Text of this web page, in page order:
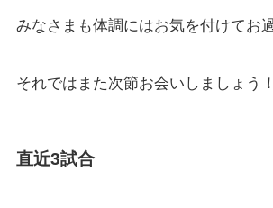
みなさまも体調にはお気を付けてお
それではまた次節お会いしましょう！
直近3試合